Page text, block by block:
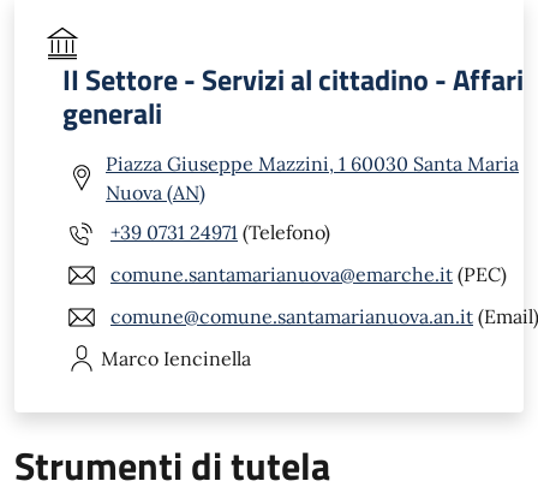
II Settore - Servizi al cittadino - Affari
generali
Piazza Giuseppe Mazzini, 1 60030 Santa Maria
Nuova (AN)
+39 0731 24971 (Telefono)
comune.santamarianuova@emarche.it (PEC)
comune@comune.santamarianuova.an.it (Email)
Marco Iencinella
Strumenti di tutela